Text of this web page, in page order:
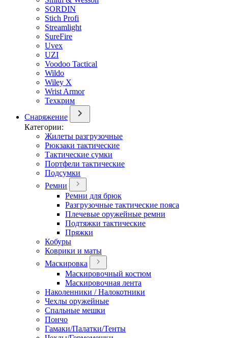
SORDIN
Stich Profi
Streamlight
SureFire
Uvex
UZI
Voodoo Tactical
Wildo
Wiley X
Wrist Armor
Техкрим
Снаряжение
Категории:
Жилеты разгрузочные
Рюкзаки тактические
Тактические сумки
Портфели тактические
Подсумки
Ремни
Ремни для брюк
Разгрузочные тактические пояса
Плечевые оружейные ремни
Подтяжки тактические
Пряжки
Кобуры
Коврики и маты
Маскировка
Маскировочный костюм
Маскировочная лента
Наколенники / Налокотники
Чехлы оружейные
Спальные мешки
Пончо
Гамаки/Палатки/Тенты